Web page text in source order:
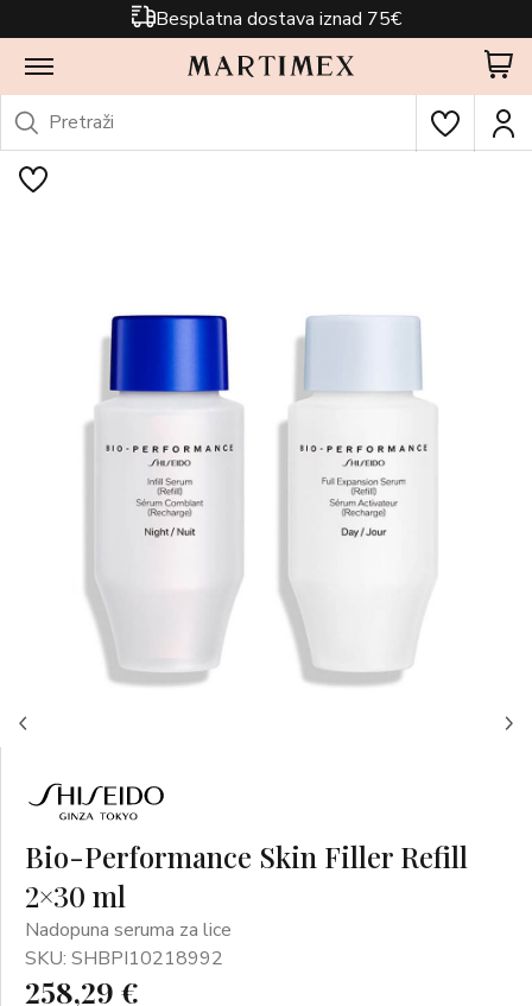
Besplatna dostava iznad 75€
Bio-Performance Skin Filler Refill
2×30 ml
Nadopuna seruma za lice
SKU: SHBPI10218992
258,29 €